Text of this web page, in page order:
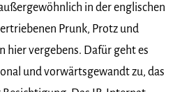
in der englischen
Prunk, Protz und
hier vergebens. Dafür geht es
und vorwärtsgewandt zu, das